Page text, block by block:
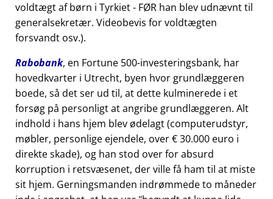
voldtægt af børn i Tyrkiet - FØR han blev udnævnt til
generalsekretær. Videobevis for voldtægten
forsvandt osv.).
Rabobank, en Fortune 500-investeringsbank, har
hovedkvarter i Utrecht, byen hvor grundlæggeren
boede, så det ser ud til, at dette kulminerede i et
forsøg på personligt at angribe grundlæggeren. Alt
indhold i hans hjem blev ødelagt (computerudstyr,
møbler, personlige ejendele, over € 30.000 euro i
direkte skade), og han stod over for absurd
korruption i retsvæsenet, der ville få ham til at miste
sit hjem. Gerningsmanden indrømmede to måneder